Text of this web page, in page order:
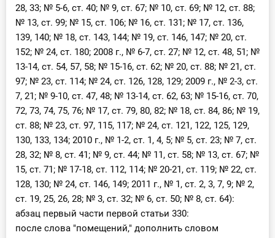
28, 33; № 5-6, ст. 40; № 9, ст. 67; № 10, ст. 69; № 12, ст. 88;
№ 13, ст. 99; № 15, ст. 106; № 16, ст. 131; № 17, ст. 136,
139, 140; № 18, ст. 143, 144; № 19, ст. 146, 147; № 20, ст.
152; № 24, ст. 180; 2008 г., № 6-7, ст. 27; № 12, ст. 48, 51; №
13-14, ст. 54, 57, 58; № 15-16, ст. 62; № 20, ст. 88; № 21, ст.
97; № 23, ст. 114; № 24, ст. 126, 128, 129; 2009 г., № 2-3, ст.
7, 21; № 9-10, ст. 47, 48; № 13-14, ст. 62, 63; № 15-16, ст. 70,
72, 73, 74, 75, 76; № 17, ст. 79, 80, 82; № 18, ст. 84, 86; № 19,
ст. 88; № 23, ст. 97, 115, 117; № 24, ст. 121, 122, 125, 129,
130, 133, 134; 2010 г., № 1-2, ст. 1, 4, 5; № 5, ст. 23; № 7, ст.
28, 32; № 8, ст. 41; № 9, ст. 44; № 11, ст. 58; № 13, ст. 67; №
15, ст. 71; № 17-18, ст. 112, 114; № 20-21, ст. 119; № 22, ст.
128, 130; № 24, ст. 146, 149; 2011 г., № 1, ст. 2, 3, 7, 9; № 2,
ст. 19, 25, 26, 28; № 3, ст. 32; № 6, ст. 50; № 8, ст. 64):
абзац первый части первой статьи 330:
после слова "помещений," дополнить словом